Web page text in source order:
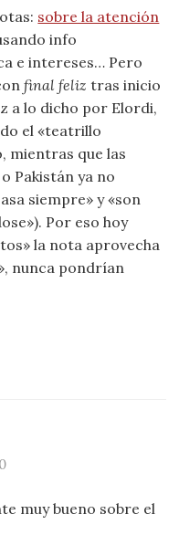
sobre la atención
info
e intereses… Pero
final feliz tras inicio
a lo dicho por Elordi,
el «teatrillo
mientras que las
Pakistán ya no
siempre» y «son
Por eso hoy
la nota aprovecha
nunca pondrían
muy bueno sobre el